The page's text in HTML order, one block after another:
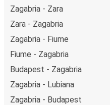
Zagabria - Zara
Zara - Zagabria
Zagabria - Fiume
Fiume - Zagabria
Budapest - Zagabria
Zagabria - Lubiana
Zagabria - Budapest